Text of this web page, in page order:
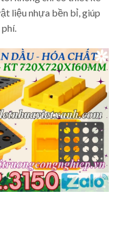
liệu nhựa bền bỉ, giúp